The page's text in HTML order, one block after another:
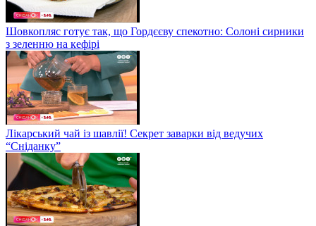
Шовкопляс готує так, що Гордєєву спекотно: Солоні сирники
з зеленню на кефірі
Лікарський чай із шавлії! Секрет заварки від ведучих
“Сніданку”